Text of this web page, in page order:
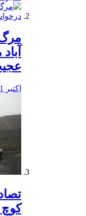
اکتبر 21, 2019
کوچ